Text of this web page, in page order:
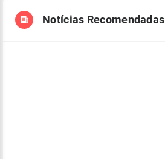
Notícias Recomendadas